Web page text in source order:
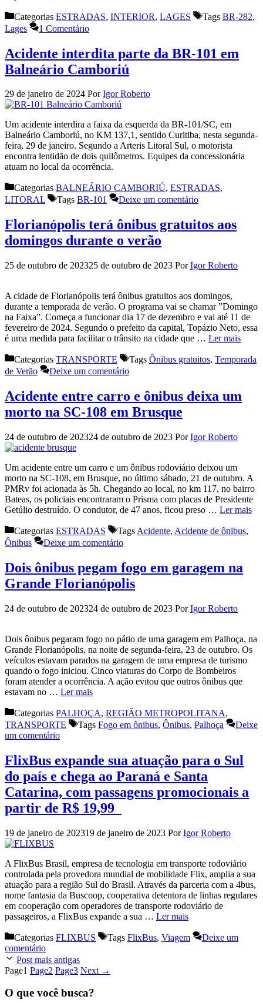
Categorias ESTRADAS, INTERIOR, LAGES Tags BR-282,
Lages
1 Comentário
Acidente interdita parte da BR-101 em
Balneário Camboriú
29 de janeiro de 2024 PorIgor Roberto
Um acidente interdira a faixa da esquerda da BR-101/SC, em
Balneário Camboriú, no KM 137,1, sentido Curitiba, nesta segunda-
feira, 29 de janeiro. Segundo a Arteris Litoral Sul, o motorista
encontra lentidão de dois quilômetros. Equipes da concessionária
atuam no local da ocorrência.
Categorias BALNEÁRIO CAMBORIÚ, ESTRADAS,
LITORAL
Tags BR-101 Deixe um comentário
Florianópolis terá ônibus gratuitos aos
domingos durante o verão
25 de outubro de 202325 de outubro de 2023 PorIgor Roberto
A cidade de Florianópolis terá ônibus gratuitos aos domingos,
durante a temporada de verão. O programa vai se chamar ”Domingo
na Faixa”. Começa a funcionar dia 17 de dezembro e vai até 11 de
fevereiro de 2024. Segundo o prefeito da capital, Topázio Neto, essa
é uma medida para facilitar o trânsito na cidade que … Ler mais
Categorias TRANSPORTE Tags Ônibus gratuitos, Temporada
de Verão
Deixe um comentário
Acidente entre carro e ônibus deixa um
morto na SC-108 em Brusque
24 de outubro de 202324 de outubro de 2023 PorIgor Roberto
Um acidente entre um carro e um ônibus rodoviário deixou um
morto na SC-108, em Brusque, no último sábado, 21 de outubro. A
PMRv foi acionada às 5h. Chegando ao local, no km 117, no bairro
Bateas, os policiais encontraram o Prisma com placas de Presidente
Getúlio destruído. O condutor, de 47 anos, ficou preso … Ler mais
Categorias ESTRADAS Tags Acidente, Acidente de ônibus,
Ônibus
Deixe um comentário
Dois ônibus pegam fogo em garagem na
Grande Florianópolis
24 de outubro de 202324 de outubro de 2023 PorIgor Roberto
Dois ônibus pegaram fogo no pátio de uma garagem em Palhoça, na
Grande Florianópolis, na noite de segunda-feira, 23 de outubro. Os
veículos estavam parados na garagem de uma empresa de turismo
quando o fogo iniciou. Cinco viaturas do Corpo de Bombeiros
foram atender a ocorrência. A ação evitou que outros ônibus que
estavam no … Ler mais
Categorias PALHOÇA, REGIÃO METROPOLITANA,
TRANSPORTE
Tags Fogo em ônibus, Ônibus, Palhoça
Deixe
um comentário
FlixBus expande sua atuação para o Sul
do país e chega ao Paraná e Santa
Catarina, com passagens promocionais a
partir de R$ 19,99
19 de janeiro de 202319 de janeiro de 2023 PorIgor Roberto
A FlixBus Brasil, empresa de tecnologia em transporte rodoviário
controlada pela provedora mundial de mobilidade Flix, amplia a sua
atuação para a região Sul do Brasil. Através da parceria com a 4bus,
nome fantasia da Buscoop, cooperativa detentora de linhas regulares
em cooperação com operadores de transporte rodoviário de
passageiros, a FlixBus expande a sua … Ler mais
Categorias FLIXBUS Tags FlixBus, Viagem
Deixe um
comentário
Post mais antigas
Page1 Page2 Page3 Next →
O que você busca?